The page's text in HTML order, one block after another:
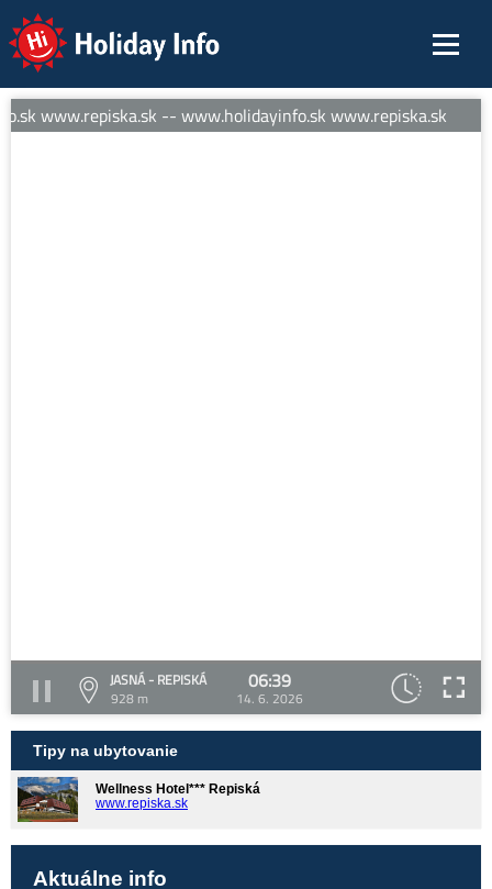
Holiday Info
www.repiska.sk -- www.holidayinfo.sk www.repiska.sk
JASNÁ - REPISKÁ
928 m
06:39
14. 6. 2026
Tipy na ubytovanie
Wellness Hotel*** Repiská
www.repiska.sk
Aktuálne info